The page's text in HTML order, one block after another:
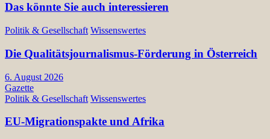
Das könnte Sie auch interessieren
Politik & Gesellschaft Wissenswertes
Die Qualitätsjournalismus-Förderung in Österreich
6. August 2026
Gazette
Politik & Gesellschaft Wissenswertes
EU-Migrationspakte und Afrika